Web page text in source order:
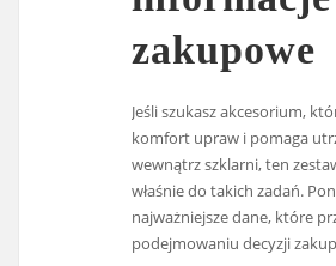
zakupowe
Jeśli szukasz akcesorium,
komfort upraw i pomaga
wewnątrz szklarni, ten
właśnie do takich zadań.
najważniejsze dane, które
podejmowaniu decyzji